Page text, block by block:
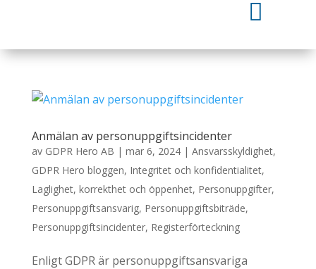

Anmälan av personuppgiftsincidenter
av GDPR Hero AB | mar 6, 2024| Ansvarsskyldighet,
GDPR Hero bloggen, Integritet och konfidentialitet,
Laglighet, korrekthet och öppenhet, Personuppgifter,
Personuppgiftsansvarig, Personuppgiftsbiträde,
Personuppgiftsincidenter, Registerförteckning
Enligt GDPR är personuppgiftsansvariga